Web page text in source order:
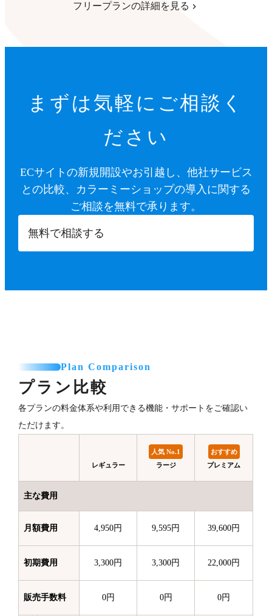
フリープランの詳細を見る
まずは気軽にご相談く
ださい
ECサイトの新規開設やお引越し、他社サービス
との比較、カラーミーショップの導入に関する
ご相談を無料で承ります。
無料で相談する
Plan Comparison
プラン比較
各プランの料金体系や利用できる機能・サポートをご確認い
ただけます。
レギュラー
人気 No.1
ラージ
おすすめ
プレミアム
主な費用
月額費用 4,950円 9,595円 39,600円
初期費用 3,300円 3,300円 22,000円
販売手数料 0円 0円 0円